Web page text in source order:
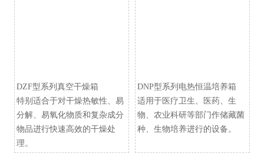
DZF型系列真空干燥箱
特别适合于对干燥热敏性、易
分解、易氧化物质和复杂成分
物品进行快速高效的干燥处
理。
​DNP型系列电热恒温培养箱
适用于医疗卫生、医药、生
物、农业科研等部门作储藏菌
种、生物培养进行的设备。